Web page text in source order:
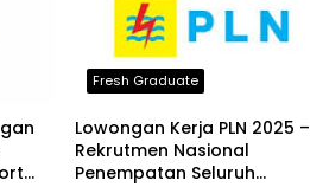
Fresh Graduate
Lowongan Kerja PLN 2025 –
Rekrutmen Nasional
Penempatan Seluruh